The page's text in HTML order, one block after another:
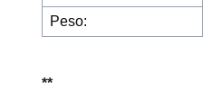
Peso:
**